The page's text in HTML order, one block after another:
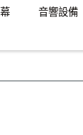
音響設備